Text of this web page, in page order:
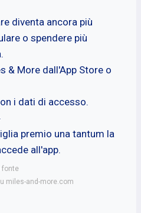
diventa ancora più
o spendere più
& More dall'App Store o
i dati di accesso.
premio una tantum la
all'app.
fonte
miles-and-more.com